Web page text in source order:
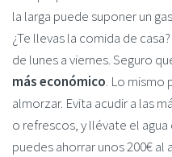
la larga puede suponer un
¿Te llevas la comida de
de lunes a viernes. Seguro
más económico. Lo mismo
almorzar. Evita acudir a las
o refrescos, y llévate el
puedes ahorrar unos 200€ al